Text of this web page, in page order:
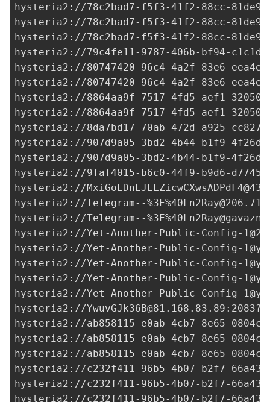
hysteria2://78c2bad7-f5f3-41f2-88cc-
hysteria2://78c2bad7-f5f3-41f2-88cc-
hysteria2://78c2bad7-f5f3-41f2-88cc-
hysteria2://79c4fe11-9787-406b-bf94-
hysteria2://80747420-96c4-4a2f-83e6-
hysteria2://80747420-96c4-4a2f-83e6-
hysteria2://8864aa9f-7517-4fd5-aef1-
hysteria2://8864aa9f-7517-4fd5-aef1-
hysteria2://8da7bd17-70ab-472d-a925-
hysteria2://907d9a05-3bd2-4b44-b1f9-
hysteria2://907d9a05-3bd2-4b44-b1f9-
hysteria2://9faf4015-b6c0-44f9-b9d6-
hysteria2://
hysteria2://Telegram--%3E%
hysteria2://Telegram--%3E%
hysteria2://Yet-Another-Public-Config-
hysteria2://Yet-Another-Public-Config-
hysteria2://Yet-Another-Public-Config-
hysteria2://Yet-Another-Public-Config-
hysteria2://Yet-Another-Public-Config-
hysteria2://YwuvGJk36B@81.168.83.89
hysteria2://ab858115-e0ab-4cb7-8e65-
hysteria2://ab858115-e0ab-4cb7-8e65-
hysteria2://ab858115-e0ab-4cb7-8e65-
hysteria2://c232f411-96b5-4b07-b2f7-
hysteria2://c232f411-96b5-4b07-b2f7-
hysteria2://c232f411-96b5-4b07-b2f7-